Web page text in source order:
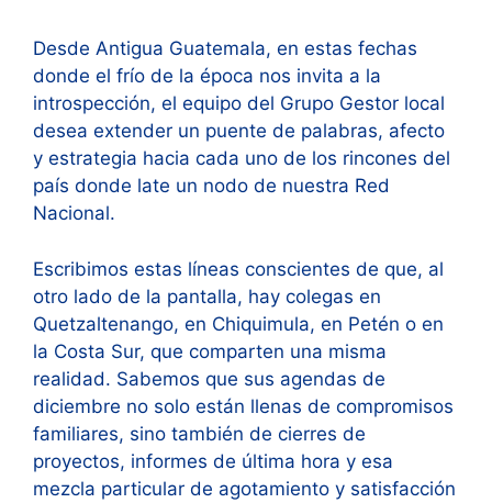
Desde Antigua Guatemala, en estas fechas
donde el frío de la época nos invita a la
introspección, el equipo del Grupo Gestor local
desea extender un puente de palabras, afecto
y estrategia hacia cada uno de los rincones del
país donde late un nodo de nuestra Red
Nacional.
Escribimos estas líneas conscientes de que, al
otro lado de la pantalla, hay colegas en
Quetzaltenango, en Chiquimula, en Petén o en
la Costa Sur, que comparten una misma
realidad. Sabemos que sus agendas de
diciembre no solo están llenas de compromisos
familiares, sino también de cierres de
proyectos, informes de última hora y esa
mezcla particular de agotamiento y satisfacción